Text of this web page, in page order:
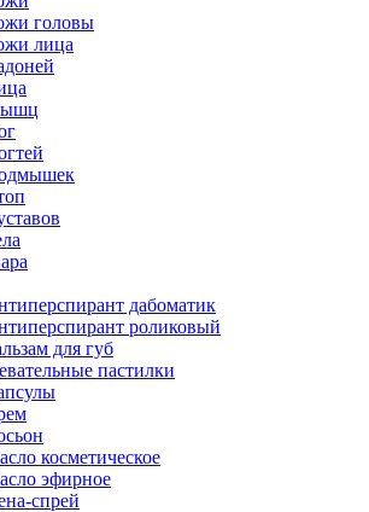
головы
лица
дабоматик
роликовый
для губ
пастилки
косметическое
эфирное
спрей